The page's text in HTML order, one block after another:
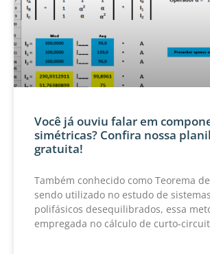
Você já ouviu falar em
simétricas? Confira nossa
gratuita!
Também conhecido como Teorema
sendo utilizado no estudo de
polifásicos desequilibrados, essa
empregada no cálculo de curto-